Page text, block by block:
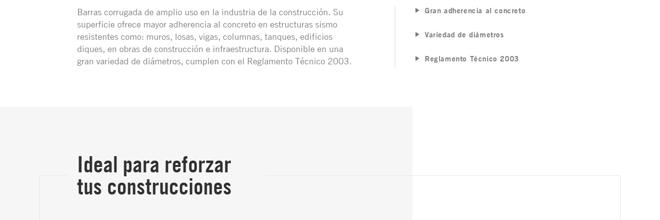
Barras corrugada de amplio uso en la industria de la construcción. Su
superficie ofrece mayor adherencia al concreto en estructuras sismo
resistentes como: muros, losas, vigas, columnas, tanques, edificios
diques, en obras de construcción e infraestructura. Disponible en una
gran variedad de diámetros, cumplen con el Reglamento Técnico 2003.
Gran adherencia al concreto
Variedad de diámetros
Reglamento Técnico 2003
Ideal para reforzar
tus construcciones